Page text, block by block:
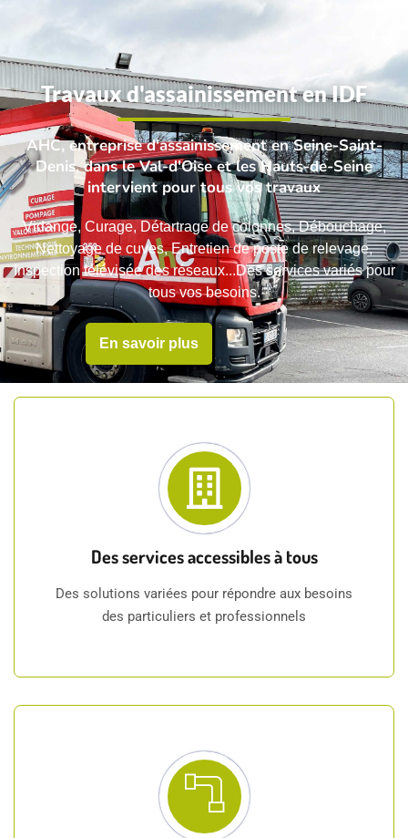
Travaux d'assainissement en IDF
AHC, entreprise d'assainissement en Seine-Saint-
Denis, dans le Val-d'Oise et les Hauts-de-Seine
intervient pour tous vos travaux
Vidange, Curage, Détartrage de colonnes, Débouchage,
Nettoyage de cuves, Entretien de poste de relevage,
Inspection télévisée des réseaux...Des services variés pour
tous vos besoins.
En savoir plus
Des services accessibles à tous
Des solutions variées pour répondre aux besoins
des particuliers et professionnels